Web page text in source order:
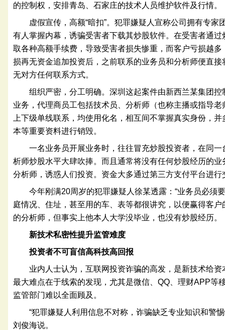
的控制权，安排青岛、石家庄的技术人员维护软件及行情。
虚假宣传，高额“暗扣”。犯罪嫌疑人宣称公司拥有专
有人掌握内幕，诱骗受害者下载其炒股软件。在受害者通
取各种高额手续费，导致受害者损失惨重，而客户亏损越
损再无资金追加投资后，之前联系的业务员和分析师便直
无对方任何联系方式。
组织严密，分工明确。深圳这起案件由新西兰某集团
业务，代理商员工包括技术员、分析师（也称主播或指导
上下级单线联系，均使用化名，相互间不掌握真实身份，
本等重要资料进行销毁。
一名业务员开展业务时，往往冒充炒股投资者，在同
析师炒股水平大肆吹捧。而且通常将没有任何炒股经历的
分析师，诱惑人们投资。资金大多通过第三方支付平台进行
今年刚满20周岁的犯罪嫌疑人徐某透露：“业务员必须
庭情况、住址，甚至用的车、表等都很讲究，以便赢得客
的分析师，但事实上他本人大学没毕业，也没有炒股经历。
新技术私密性提升监管难度
投资者不可盲信高科技高回报
业内人士认为，互联网投资诈骗的高发，是新技术给
最大难点在于线索的发现，尤其是微信、QQ、理财APP等
监管部门难以全面顾及。
“犯罪嫌疑人利用信息不对称，诈骗缺乏专业知识和警
刘俊海说。